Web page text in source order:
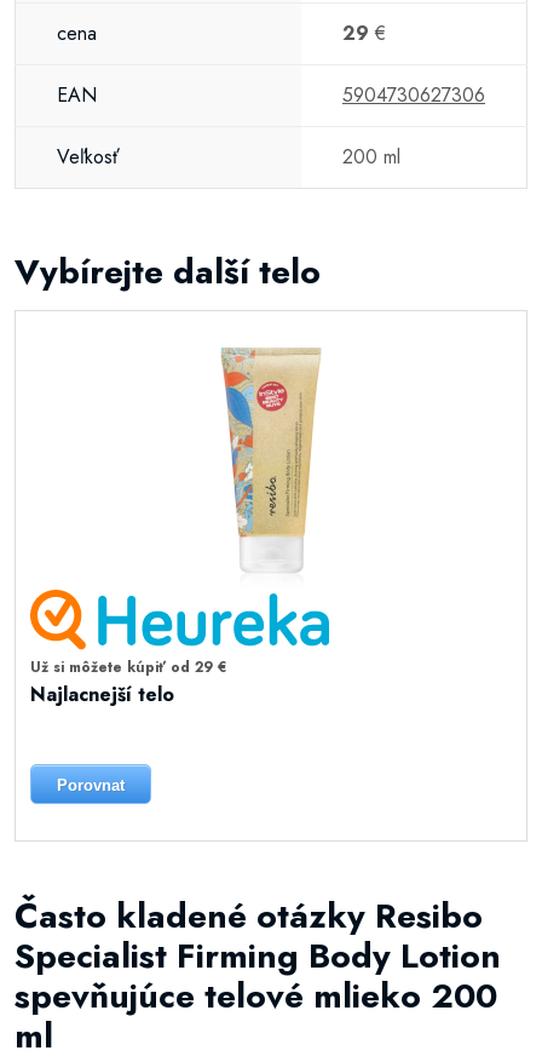
cena 29 €
EAN 5904730627306
Veľkosť 200 ml
Vybírejte další telo
Už si môžete kúpiť od 29 €
Najlacnejší telo
Porovnat
Často kladené otázky Resibo
Specialist Firming Body Lotion
spevňujúce telové mlieko 200
ml